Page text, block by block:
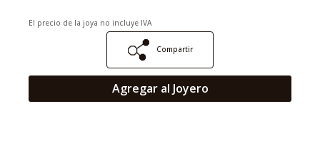
El precio de la joya no incluye IVA
Compartir
Agregar al Joyero